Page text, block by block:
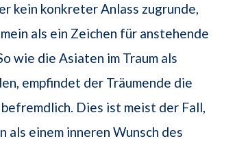
kein konkreter Anlass zugrunde,
als ein Zeichen für anstehende
wie die Asiaten im Traum als
empfindet der Träumende die
Dies ist meist der Fall,
als einem inneren Wunsch des